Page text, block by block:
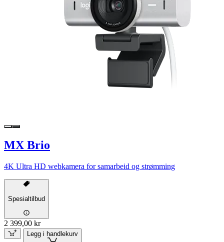
MX Brio
4K Ultra HD webkamera for samarbeid og strømming
Spesialtilbud
2 399,00 kr
Legg i handlekurv